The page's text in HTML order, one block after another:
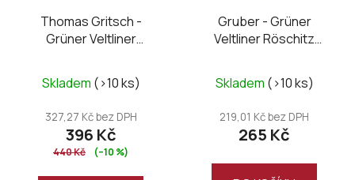
Thomas Gritsch -
Grüner Veltliner
2025
Skladem (>10 ks)
327,27 Kč bez DPH
396 Kč
440 Kč (–10 %)
Gruber - Grüner
Veltliner Röschitz
Skladem (>10 ks)
219,01 Kč bez DPH
265 Kč